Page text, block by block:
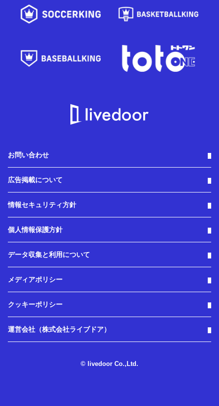
お問い合わせ
広告掲載について
情報セキュリティ方針
個人情報保護方針
データ収集と利用について
メディアポリシー
クッキーポリシー
運営会社（株式会社ライブドア）
© livedoor Co.,Ltd.